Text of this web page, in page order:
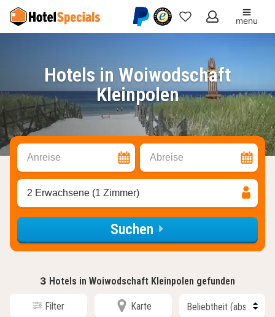
Meine
menu
Hotels in Woiwodschaft
Kleinpolen
Anreise Abreise
2 Erwachsene (1 Zimmer)
Suchen
3 Hotels in Woiwodschaft Kleinpolen gefunden
Filter Karte